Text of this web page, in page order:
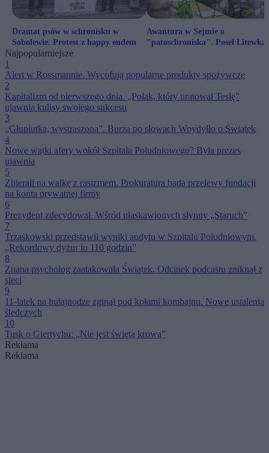
Dramat psów w schronisku w
Sobolewie. Protest z happy endem
Awantura w Sejmie o
"patoschroniska". Poseł Litewka:
Najpopularniejsze
1
Alert w Rossmannie. Wycofują popularne produkty spożywcze
2
Kapitalizm od pierwszego dnia. „Polak, który uratował Teslę”
ujawnia kulisy swojego sukcesu
3
„Głupiutka, wystraszona”. Burza po słowach Woydyłło o Świątek
4
Nowe wątki afery wokół Szpitala Południowego? Była prezes
ujawnia
5
Zbierali na walkę z rasizmem. Prokuratura bada przelewy fundacji
na konta prywatnej firmy
6
Prezydent zdecydował. Wśród ułaskawionych słynny „Staruch”
7
Trzaskowski przedstawił wyniki audytu w Szpitalu Południowym.
„Rekordowy dyżur to 110 godzin”
8
Znana psycholog zaatakowała Świątek. Odcinek podcastu zniknął z
sieci
9
11-latek na hulajnodze zginął pod kołami kombajnu. Nowe ustalenia
śledczych
10
Tusk o Giertychu: „Nie jest świętą krową”
Reklama
Reklama